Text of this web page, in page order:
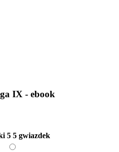
IX - ebook
5 5 gwiazdek